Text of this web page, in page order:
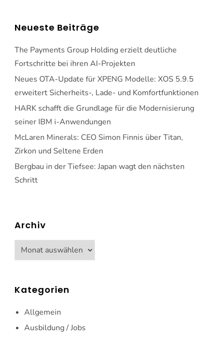
Neueste Beiträge
The Payments Group Holding erzielt deutliche
Fortschritte bei ihren AI-Projekten
Neues OTA-Update für XPENG Modelle: XOS 5.9.5
erweitert Sicherheits-, Lade- und Komfortfunktionen
HARK schafft die Grundlage für die Modernisierung
seiner IBM i-Anwendungen
McLaren Minerals: CEO Simon Finnis über Titan,
Zirkon und Seltene Erden
Bergbau in der Tiefsee: Japan wagt den nächsten
Schritt
Archiv
Archiv
Kategorien
Allgemein
Ausbildung / Jobs